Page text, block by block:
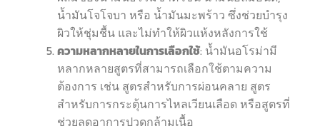
น้ำมันโจโจบา หรือ น้ำมันมะพร้าว ซึ่งช่วยบำรุง
ผิวให้ชุ่มชื้น และไม่ทำให้ผิวแห้งหลังการใช้
ความหลากหลายในการเลือกใช้: น้ำมันอโรม่ามี
หลากหลายสูตรที่สามารถเลือกใช้ตามความ
ต้องการ เช่น สูตรสำหรับการผ่อนคลาย สูตร
สำหรับการกระตุ้นการไหลเวียนเลือด หรือสูตรที่
ช่วยลดอาการปวดกล้ามเนื้อ